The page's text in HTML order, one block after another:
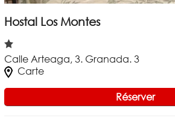
Hostal Los Montes
Calle Arteaga, 3. Granada. 3
Carte
Réserver